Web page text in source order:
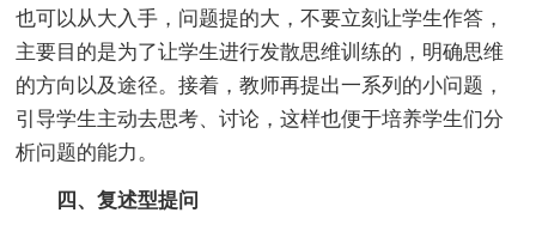
也可以从大入手，问题提的大，不要立刻让学生作答，
主要目的是为了让学生进行发散思维训练的，明确思维
的方向以及途径。接着，教师再提出一系列的小问题，
引导学生主动去思考、讨论，这样也便于培养学生们分
析问题的能力。
四、复述型提问